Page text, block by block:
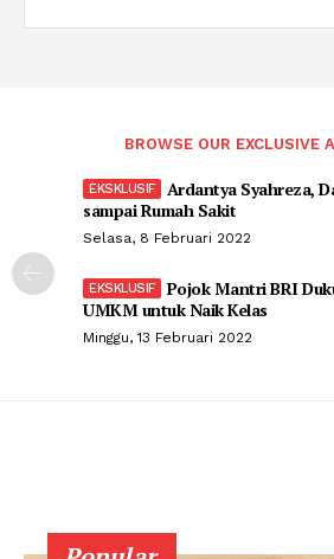
BROWSE OUR EXCLUSIVE
Ardantya Syahreza,
sampai Rumah Sakit
Selasa, 8 Februari 2022
Pojok Mantri BRI
UMKM untuk Naik Kelas
Minggu, 13 Februari 2022